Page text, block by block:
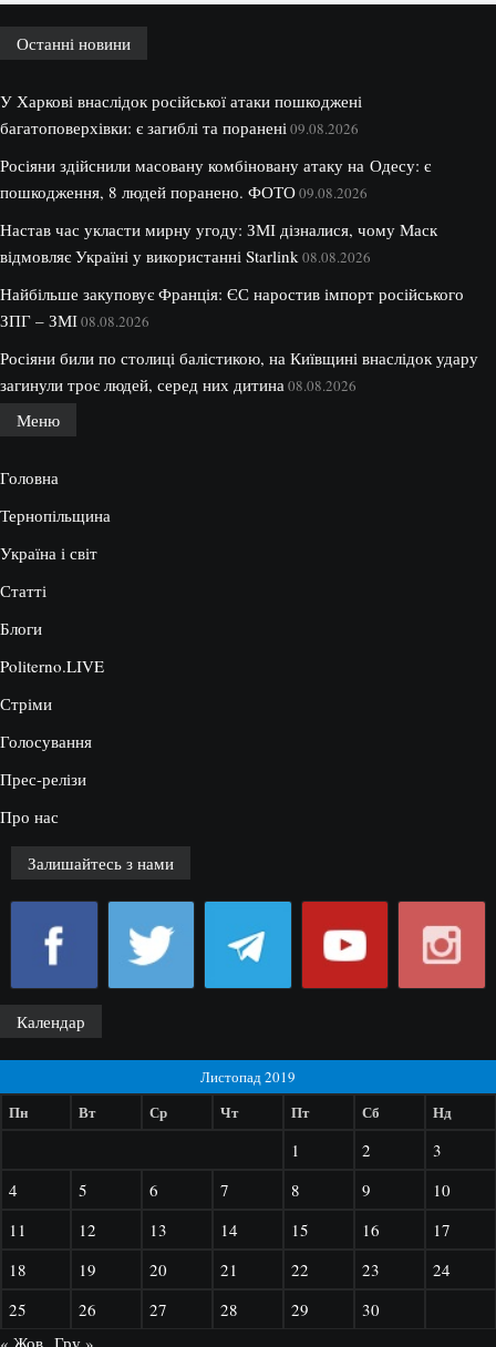
Останні новини
У Харкові внаслідок російської атаки пошкоджені
багатоповерхівки: є загиблі та поранені 09.08.2026
Росіяни здійснили масовану комбіновану атаку на Одесу: є
пошкодження, 8 людей поранено. ФОТО09.08.2026
Настав час укласти мирну угоду: ЗМІ дізналися, чому Маск
відмовляє Україні у використанні Starlink 08.08.2026
Найбільше закуповує Франція: ЄС наростив імпорт російського
ЗПГ – ЗМІ08.08.2026
Росіяни били по столиці балістикою, на Київщині внаслідок удару
загинули троє людей, серед них дитина 08.08.2026
Меню
Головна
Тернопільщина
Україна і світ
Статті
Блоги
Politerno.LIVE
Стріми
Голосування
Прес-релізи
Про нас
Залишайтесь з нами
Календар
Листопад 2019
Пн Вт Ср Чт Пт Сб Нд
1 2
3
4
5 6 7 8 9
10
11
12 13 14 15 16
17
18
19 20 21 22 23
24
25
26 27 28 29
30
« Жов Гру »